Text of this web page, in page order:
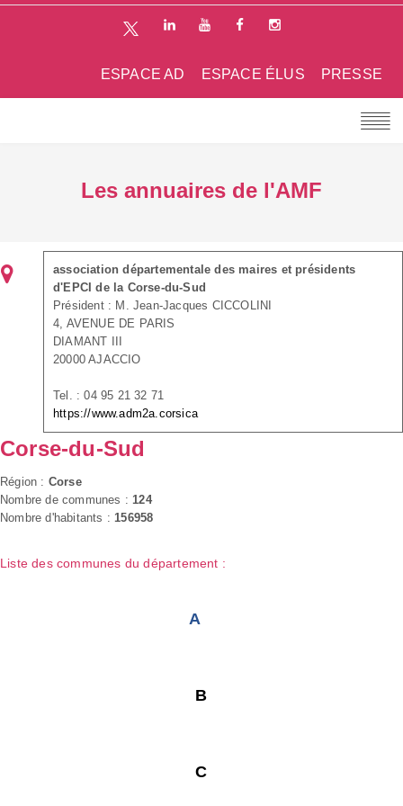
PRESSE
ESPACE ÉLUS
ESPACE AD
Les annuaires de l'AMF
association départementale des maires et présidents
d'EPCI de la Corse-du-Sud
Président : M. Jean-Jacques CICCOLINI
4, AVENUE DE PARIS
DIAMANT III
20000 AJACCIO
Tel. : 04 95 21 32 71
https://www.adm2a.corsica
Corse-du-Sud
Région : Corse
Nombre de communes : 124
Nombre d'habitants : 156958
Liste des communes du département :
A
B
C